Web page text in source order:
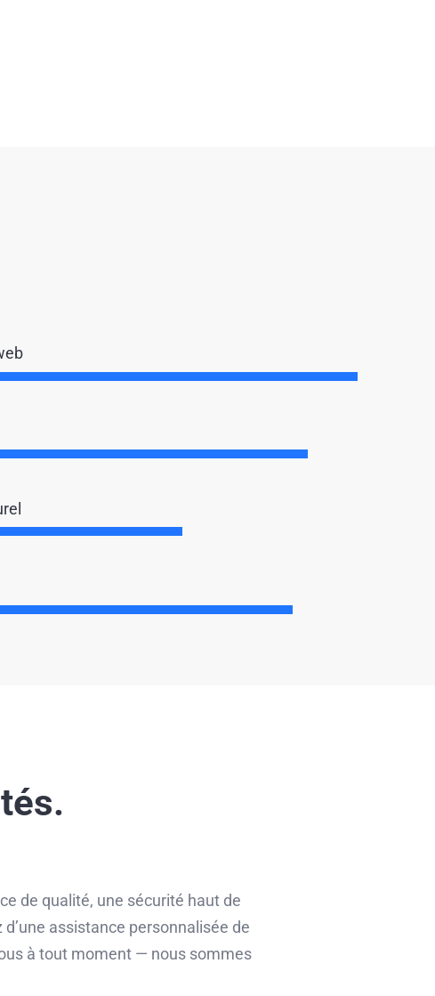
de qualité, une sécurité haut de
assistance personnalisée de
à tout moment — nous sommes